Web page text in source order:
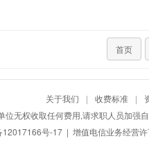
首页
关于我们 | 收费标准 |
位无权收取任何费用,请求职人员加强
12017166号-17| 增值电信业务经营许